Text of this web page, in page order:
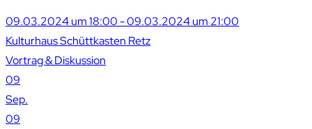
09.03.2024 um 18:00 - 09.03.2024 um 21:00
Kulturhaus Schüttkasten Retz
Vortrag & Diskussion
09
Sep.
09